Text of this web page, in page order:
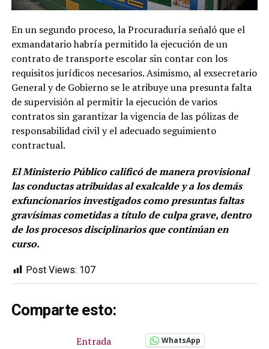
En un segundo proceso, la Procuraduría señaló que el
exmandatario habría permitido la ejecución de un
contrato de transporte escolar sin contar con los
requisitos jurídicos necesarios. Asimismo, al exsecretario
General y de Gobierno se le atribuye una presunta falta
de supervisión al permitir la ejecución de varios
contratos sin garantizar la vigencia de las pólizas de
responsabilidad civil y el adecuado seguimiento
contractual.
El Ministerio Público calificó de manera provisional
las conductas atribuidas al exalcalde y a los demás
exfuncionarios investigados como presuntas faltas
gravísimas cometidas a título de culpa grave, dentro
de los procesos disciplinarios que continúan en
curso.
Post Views: 107
Comparte esto:
Entrada WhatsApp